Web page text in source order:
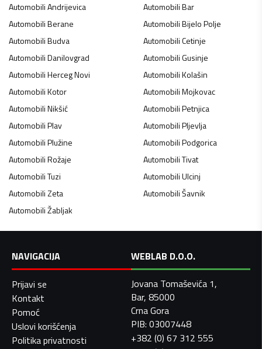
AutomobiliAndrijevica AutomobiliBar
AutomobiliBerane AutomobiliBijelo Polje
AutomobiliBudva AutomobiliCetinje
AutomobiliDanilovgrad AutomobiliGusinje
AutomobiliHerceg Novi AutomobiliKolašin
AutomobiliKotor AutomobiliMojkovac
AutomobiliNikšić AutomobiliPetnjica
AutomobiliPlav AutomobiliPljevlja
AutomobiliPlužine AutomobiliPodgorica
AutomobiliRožaje AutomobiliTivat
AutomobiliTuzi AutomobiliUlcinj
AutomobiliZeta AutomobiliŠavnik
AutomobiliŽabljak
NAVIGACIJA
Prijavi se
Kontakt
Pomoć
Uslovi korišćenja
Politika privatnosti
WEBLAB D.O.O.
Jovana Tomaševića 1,
Bar, 85000
Crna Gora
PIB: 03007448
+382 (0) 67 312 555